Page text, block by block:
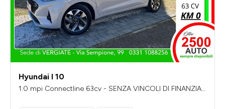
Hyundai I 10
1.0 mpi Connectline 63cv - SENZA VINCOLI DI FINANZIA